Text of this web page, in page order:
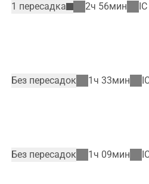
1 пересадка 2ч 56мин IC
Без пересадок 1ч 33мин
Без пересадок 1ч 09мин